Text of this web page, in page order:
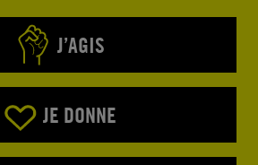
J’AGIS
JE DONNE